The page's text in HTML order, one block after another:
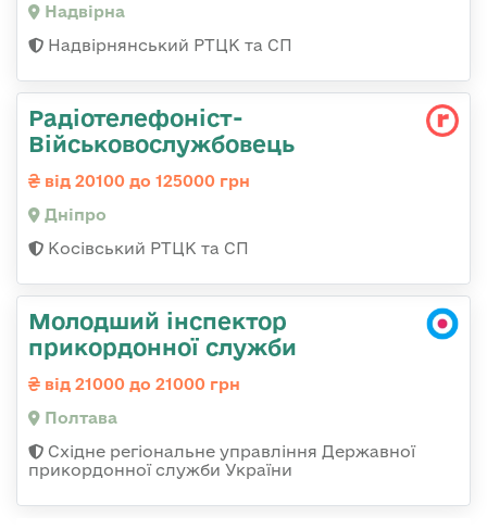
Надвірна
Надвірнянський РТЦК та СП
Радіотелефоніст-
Військовослужбовець
від 20100 до 125000 грн
Дніпро
Косівський РТЦК та СП
Молодший інспектор
прикордонної служби
від 21000 до 21000 грн
Полтава
Східне регіональне управління Державної
прикордонної служби України